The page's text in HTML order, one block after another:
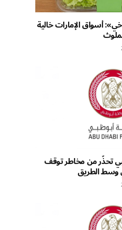
أسواق الإمارات خالية
تحذّر من مخاطر توقف
وسط الطريق